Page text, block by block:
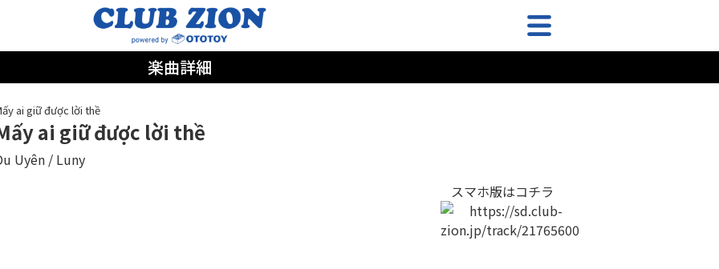
楽曲詳細
ai giữ được lời thề
ai giữ được lời thề
Uyên
Luny
スマホ版はコチラ